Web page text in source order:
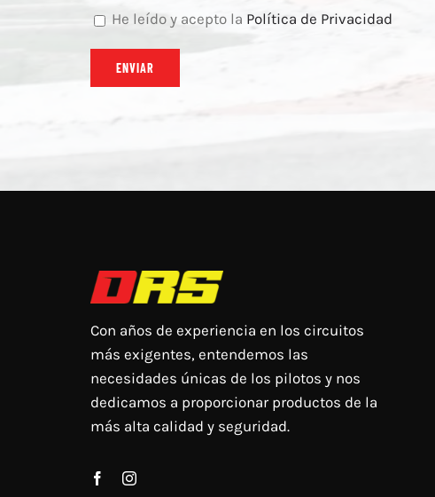
He leído y acepto la Política de Privacidad
Con años de experiencia en los circuitos
más exigentes, entendemos las
necesidades únicas de los pilotos y nos
dedicamos a proporcionar productos de la
más alta calidad y seguridad.